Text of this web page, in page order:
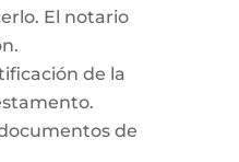
El notario
de la
de